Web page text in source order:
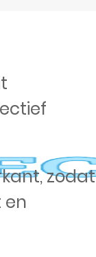
zodat
en